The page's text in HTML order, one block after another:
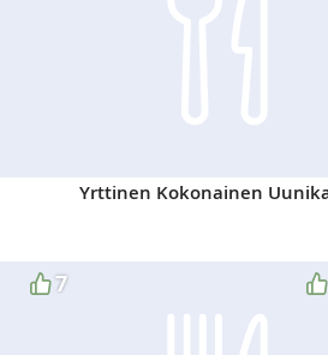
Yrttinen Kokonainen
7